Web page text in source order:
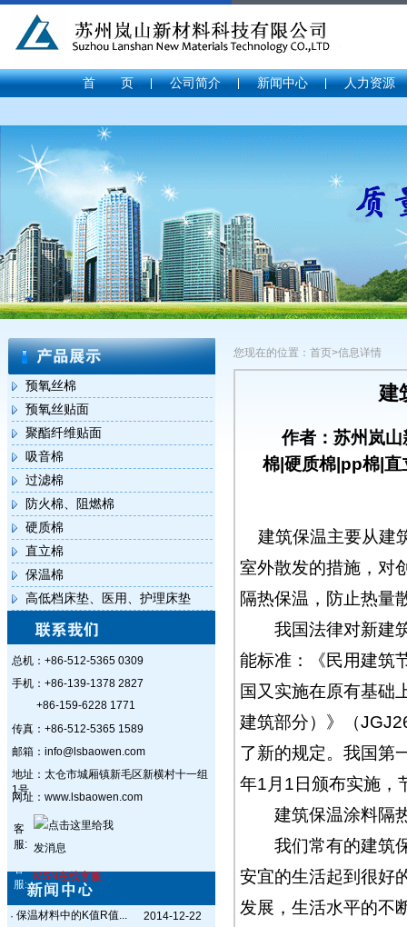
首 页 公司简介 新闻中心 人力资源
预氧丝棉
预氧丝贴面
聚酯纤维贴面
吸音棉
过滤棉
防火棉、阻燃棉
硬质棉
直立棉
保温棉
高低档床垫、医用、护理床垫
总机：+86-512-5365 0309
手机：+86-139-1378 2827
+86-159-6228 1771
传真：+86-512-5365 1589
邮箱：info@lsbaowen.com
地址：太仓市城厢镇新毛区新横村十一组
1号
网址：www.lsbaowen.com
客
服:
客
服:
MSN在线客服
· 保温材料中的K值R值...
2014-12-22
您现在的位置：首页>信息详情
建
作者：苏州岚
棉|硬质棉|pp棉|
建筑保温主要从建
室外散发的措施，对
隔热保温，防止热量
我国法律对新建筑
能标准：《民用建筑
国又实施在原有基础
建筑部分）》（
了新的规定。我国第
年1月1日颁布实施，
建筑保温涂料隔热
我们常有的建筑保
安宜的生活起到很好
发展，生活水平的不